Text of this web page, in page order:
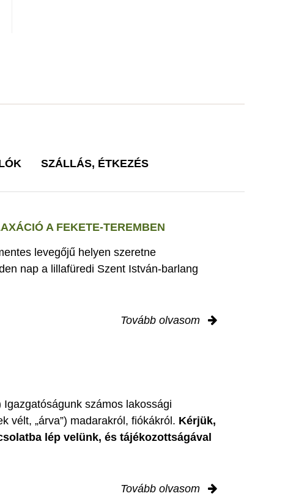
SZÁLLÁS, ÉTKEZÉS
A FEKETE-TEREMBEN
levegőjű helyen szeretne
nap a lillafüredi Szent István-barlang
Tovább olvasom
számos lakossági
vélt, „árva”) madarakról, fiókákról. Kérjük,
lép velünk, és tájékozottságával
Tovább olvasom